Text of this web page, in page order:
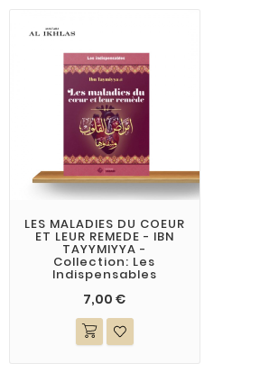
LES MALADIES DU COEUR
ET LEUR REMEDE - IBN
TAYYMIYYA -
Collection: Les
Indispensables
7,00 €